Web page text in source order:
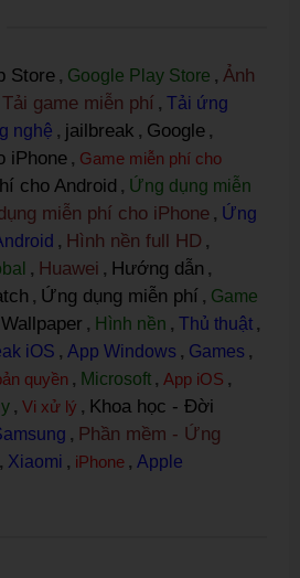
Store , Google Play Store , Ảnh
Tải game miễn phí , Tải ứng
nghệ , jailbreak , Google ,
iPhone , Game miễn phí cho
cho Android , Ứng dụng miễn
miễn phí cho iPhone , Ứng
, Hình nền full HD ,
, Huawei , Hướng dẫn ,
, Ứng dụng miễn phí , Game
Wallpaper , Hình nền , Thủ thuật ,
iOS , App Windows , Games ,
quyền , Microsoft , App iOS ,
, Vi xử lý , Khoa học - Đời
, Phần mềm - Ứng
, Xiaomi , iPhone , Apple